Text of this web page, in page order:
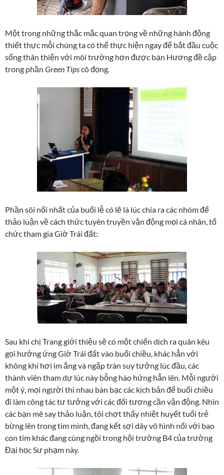
Một trong những thắc mắc quan trọng về những hành động
thiết thực mỗi chúng ta có thể thực hiện ngay để bắt đầu cuộc
sống thân thiện với môi trường hơn được bạn Hương đề cập
trong phần Green Tipscô đọng.
Phần sôi nổi nhất của buổi lễ có lẽ là lúc chia ra các nhóm để
thảo luận về cách thức tuyên truyền vận động mọi cá nhân, tổ
chức tham gia Giờ Trái đất:
Sau khi chị Trang giới thiệu sẽ có một chiến dịch ra quân kêu
gọi hưởng ứng Giờ Trái đất vào buổi chiều, khác hẳn với
không khí hơi im ắng và ngập tràn suy tưởng lúc đầu, các
thành viên tham dự lúc này bỗng hào hứng hẳn lên. Mỗi người
một ý, mọi người thi nhau bàn bạc các kịch bản để buổi chiều
đi làm công tác tư tưởng với các đối tượng cần vận động. Nhìn
các bạn mê say thảo luận, tôi chợt thấy nhiệt huyết tuổi trẻ
bừng lên trong tim mình, đang kết sợi dây vô hình nối với bao
con tim khác đang cùng ngồi trong hội trường B4 của trường
Đại học Sư phạm này.